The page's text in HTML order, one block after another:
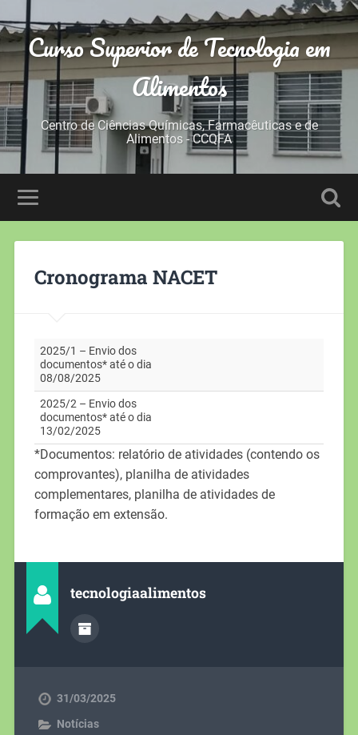
Curso Superior de Tecnologia em
Alimentos
Centro de Ciências Químicas, Farmacêuticas e de
Alimentos - CCQFA
Cronograma NACET
2025/1 – Envio dos
documentos* até o dia
08/08/2025
2025/2 – Envio dos
documentos* até o dia
13/02/2025
*Documentos: relatório de atividades (contendo os
comprovantes), planilha de atividades
complementares, planilha de atividades de
formação em extensão.
tecnologiaalimentos
31/03/2025
Notícias